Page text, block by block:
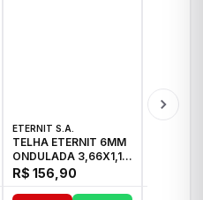
ETERNIT S.A.
TELHA ETERNIT 6MM
ONDULADA 3,66X1,10
48,80KG
R$ 156,90